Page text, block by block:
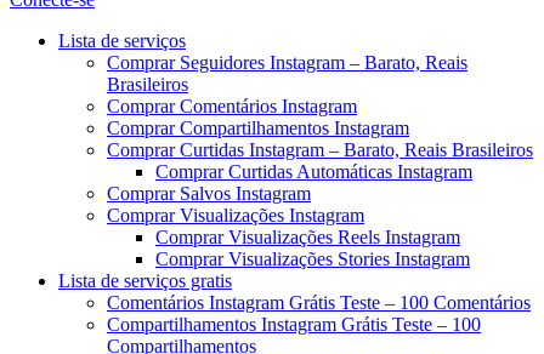
Menu
Lista de serviços
Comprar Seguidores Instagram – Barato, Reais
Brasileiros
Comprar Comentários Instagram
Comprar Compartilhamentos Instagram
Comprar Curtidas Instagram – Barato, Reais Brasileiros
Comprar Curtidas Automáticas Instagram
Comprar Salvos Instagram
Comprar Visualizações Instagram
Comprar Visualizações Reels Instagram
Comprar Visualizações Stories Instagram
Lista de serviços gratis
Comentários Instagram Grátis Teste – 100 Comentários
Compartilhamentos Instagram Grátis Teste – 100
Compartilhamentos